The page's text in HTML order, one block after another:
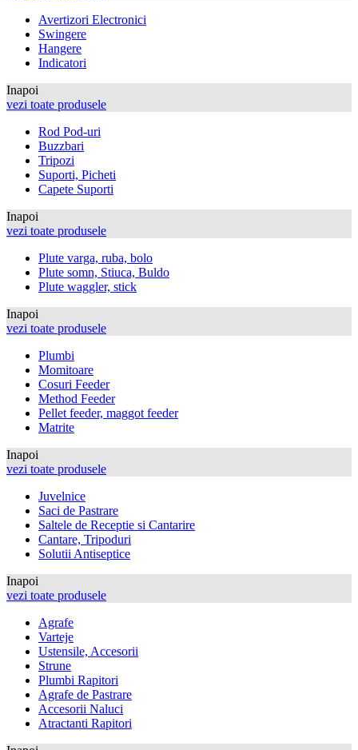
Avertizori Electronici
Swingere
Hangere
Indicatori
Inapoi
vezi toate produsele
Rod Pod-uri
Buzzbari
Tripozi
Suporti, Picheti
Capete Suporti
Inapoi
vezi toate produsele
Plute varga, ruba, bolo
Plute somn, Stiuca, Buldo
Plute waggler, stick
Inapoi
vezi toate produsele
Plumbi
Momitoare
Cosuri Feeder
Method Feeder
Pellet feeder, maggot feeder
Matrite
Inapoi
vezi toate produsele
Juvelnice
Saci de Pastrare
Saltele de Receptie si Cantarire
Cantare, Tripoduri
Solutii Antiseptice
Inapoi
vezi toate produsele
Agrafe
Varteje
Ustensile, Accesorii
Strune
Plumbi Rapitori
Agrafe de Pastrare
Accesorii Naluci
Atractanti Rapitori